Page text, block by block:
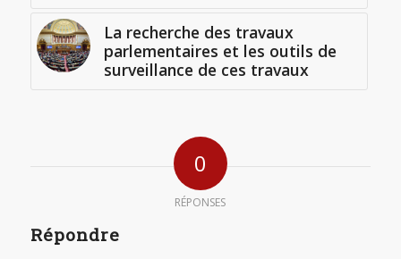
La recherche des travaux
parlementaires et les outils de
surveillance de ces travaux
0
RÉPONSES
Répondre